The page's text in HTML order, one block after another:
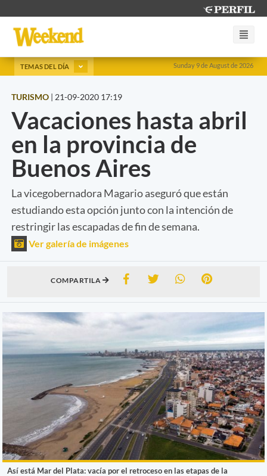
Sunday 9 de August de 2026
TEMAS DEL DÍA
TURISMO | 21-09-2020 17:19
Vacaciones hasta abril
en la provincia de
Buenos Aires
La vicegobernadora Magario aseguró que están
estudiando esta opción junto con la intención de
restringir las escapadas de fin de semana.
Ver galería de imágenes
COMPARTILA
Así está Mar del Plata: vacía por el retroceso en las etapas de la